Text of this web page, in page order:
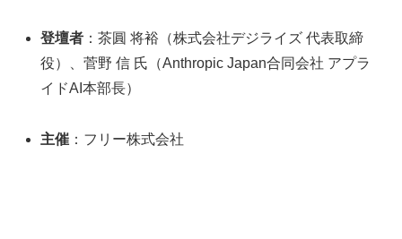
登壇者 ：茶圓 将裕（株式会社デジライズ 代表取締
役）、菅野 信 氏（Anthropic Japan合同会社 アプラ
イドAI本部長）
主催 ：フリー株式会社